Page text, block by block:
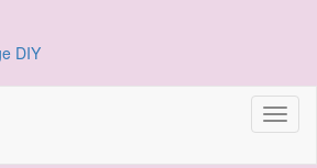
DIY